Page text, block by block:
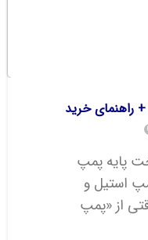
راهنمای خرید
پایه پمپ
استیل و
از «پمپ